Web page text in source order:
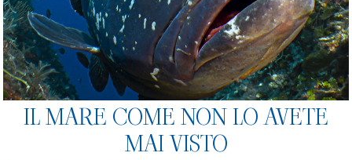
IL MARE COME NON LO AVETE
MAI VISTO